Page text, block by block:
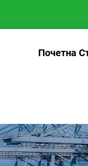
Почетна